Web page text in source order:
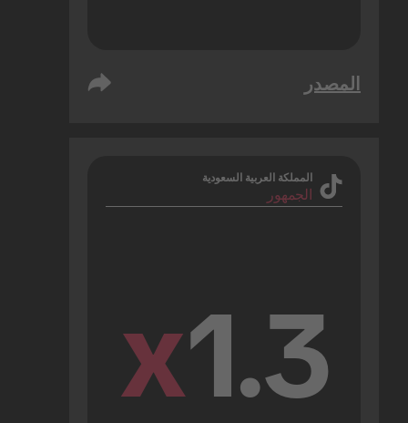
المصدر
المملكة العربية السعودية
الجمهور
1.3
x